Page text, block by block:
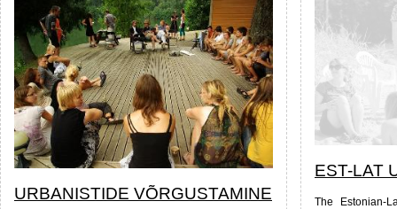
URBANISTIDE VÕRGUSTAMINE
EST-LAT
The Estonian-